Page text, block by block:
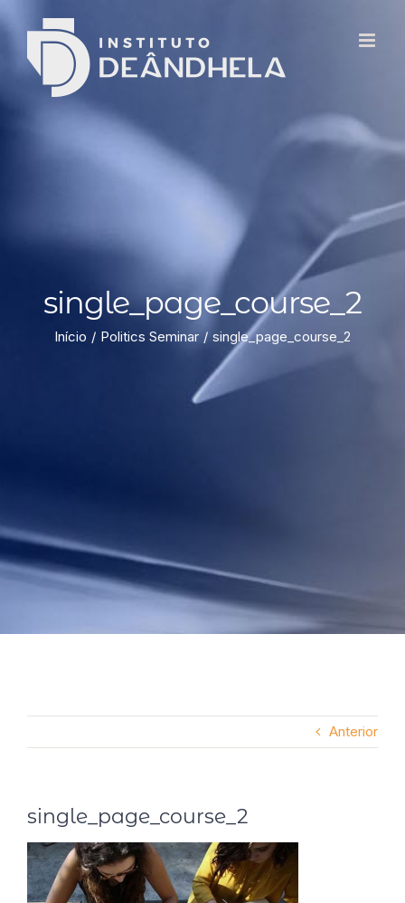
single_page_course_2
Início Politics Seminar single_page_course_2
Anterior
single_page_course_2